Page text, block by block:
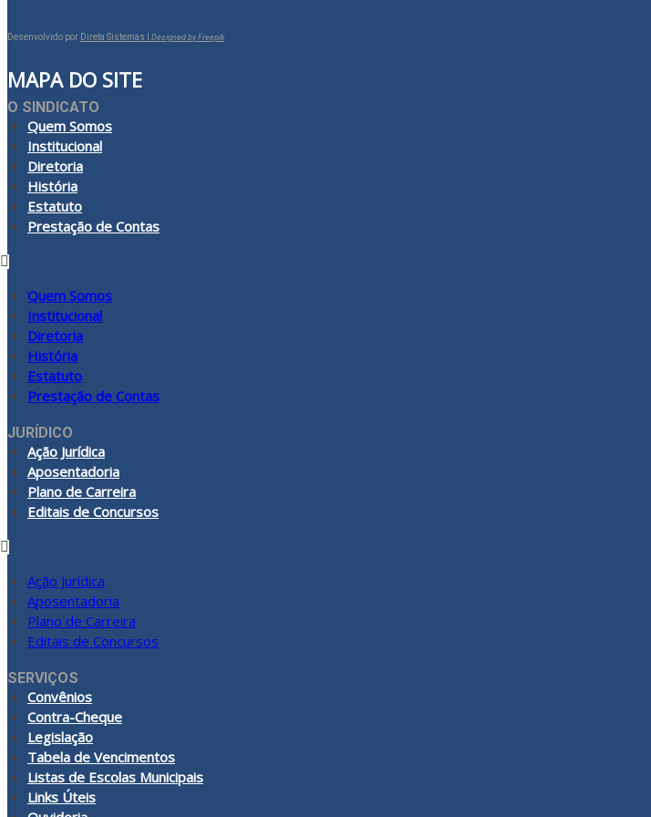
Desenvolvido por Direta Sistemas I Designed by Freepik
MAPA DO SITE
O SINDICATO
Quem Somos
Institucional
Diretoria
História
Estatuto
Prestação de Contas
Quem Somos
Institucional
Diretoria
História
Estatuto
Prestação de Contas
JURÍDICO
Ação Jurídica
Aposentadoria
Plano de Carreira
Editais de Concursos
Ação Jurídica
Aposentadoria
Plano de Carreira
Editais de Concursos
SERVIÇOS
Convênios
Contra-Cheque
Legislação
Tabela de Vencimentos
Listas de Escolas Municipais
Links Úteis